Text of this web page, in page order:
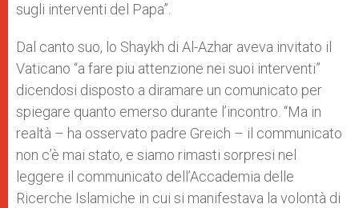
sugli interventi del Papa”.
Dal canto suo, lo Shaykh di Al-Azhar aveva invitato il
Vaticano “a fare piu attenzione nei suoi interventi”
dicendosi disposto a diramare un comunicato per
spiegare quanto emerso durante l’incontro. “Ma in
realtà – ha osservato padre Greich – il communicato
non c’è mai stato, e siamo rimasti sorpresi nel
leggere il communicato dell’Accademia delle
Ricerche Islamiche in cui si manifestava la volontà di